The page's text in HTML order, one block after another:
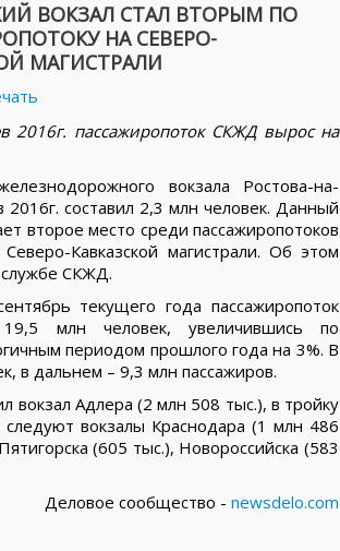
ВОКЗАЛ СТАЛ ВТОРЫМ ПО
НА СЕВЕРО-
МАГИСТРАЛИ
2016г. пассажиропоток СКЖД вырос на
вокзала Ростова-на-
составил 2,3 млн человек. Данный
второе место среди пассажиропотоков
Кавказской магистрали. Об этом
СКЖД.
текущего года пассажиропоток
млн человек, увеличившись по
периодом прошлого года на 3%. В
в дальнем – 9,3 млн пассажиров.
вокзал Адлера (2 млн 508 тыс.), в тройку
вокзалы Краснодара (1 млн 486
(605 тыс.), Новороссийска (583
Деловое сообщество - newsdelo.com